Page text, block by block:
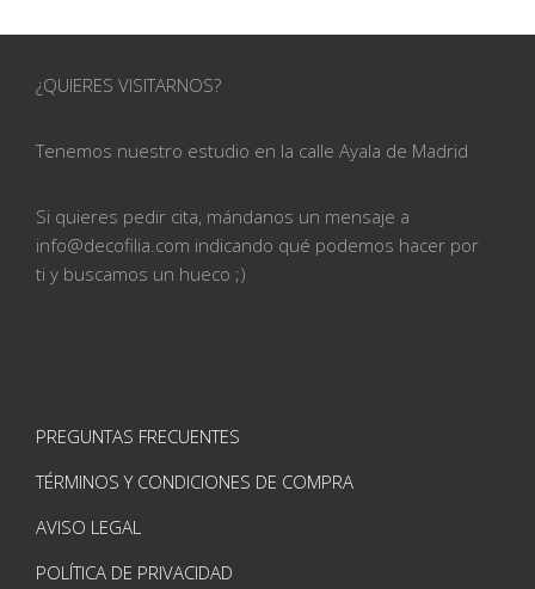
¿QUIERES VISITARNOS?
Tenemos nuestro estudio en la calle Ayala de Madrid
Si quieres pedir cita, mándanos un mensaje a
info@decofilia.com indicando qué podemos hacer por
ti y buscamos un hueco ;)
PREGUNTAS FRECUENTES
TÉRMINOS Y CONDICIONES DE COMPRA
AVISO LEGAL
POLÍTICA DE PRIVACIDAD